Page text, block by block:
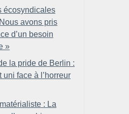
écosyndicales
Nous avons pris
d’un besoin
»
la pride de Berlin :
uni face à l’horreur
: La